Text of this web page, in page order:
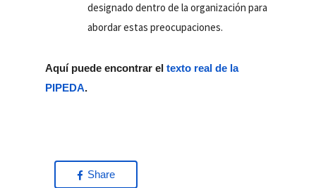
designado dentro de la organización para
abordar estas preocupaciones.
Aquí puede encontrar eltexto real de la
PIPEDA.
Share